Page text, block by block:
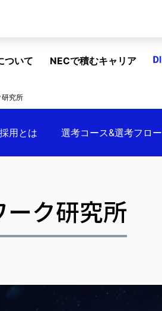
ついて NECで積むキャリア
研究所
用とは 選考コース&選考フロー
ク研究所